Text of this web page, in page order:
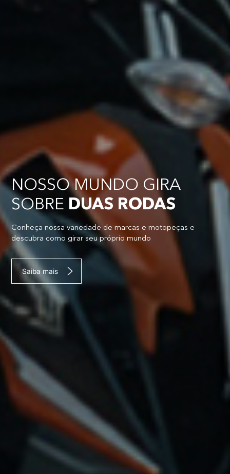
NOSSO MUNDO GIRA
SOBRE DUAS RODAS
Conheça nossa variedade de marcas e motopeças e
descubra como girar seu próprio mundo
Saiba mais